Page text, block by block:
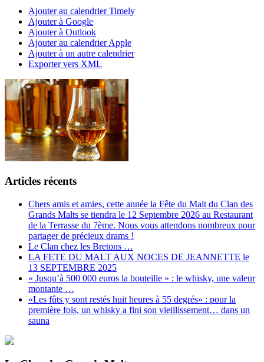
Ajouter au calendrier Timely
Ajouter à Google
Ajouter à Outlook
Ajouter au calendrier Apple
Ajouter à un autre calendrier
Exporter vers XML
Articles récents
Chers amis et amies, cette année la Fête du Malt du Clan des
Grands Malts se tiendra le 12 Septembre 2026 au Restaurant
de la Terrasse du 7ème. Nous vous attendons nombreux pour
partager de précieux drams !
Le Clan chez les Bretons …
LA FETE DU MALT AUX NOCES DE JEANNETTE le
13 SEPTEMBRE 2025
« Jusqu’à 500 000 euros la bouteille » : le whisky, une valeur
montante …
«Les fûts y sont restés huit heures à 55 degrés» : pour la
première fois, un whisky a fini son vieillissement… dans un
sauna